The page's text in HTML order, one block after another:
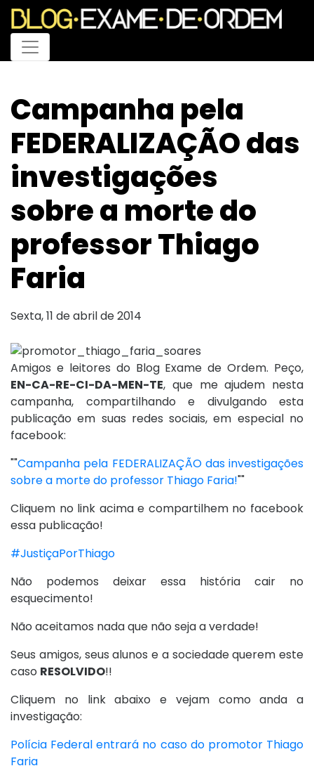
Menu
Campanha pela
FEDERALIZAÇÃO das
investigações
sobre a morte do
professor Thiago
Faria
Sexta, 11 de abril de 2014
Amigos e leitores do Blog Exame de Ordem. Peço,
EN-CA-RE-CI-DA-MEN-TE, que me ajudem nesta
campanha, compartilhando e divulgando esta
publicação em suas redes sociais, em especial no
facebook:
""Campanha pela FEDERALIZAÇÃO das investigações
sobre a morte do professor Thiago Faria!""
Cliquem no link acima e compartilhem no facebook
essa publicação!
#JustiçaPorThiago
Não podemos deixar essa história cair no
esquecimento!
Não aceitamos nada que não seja a verdade!
Seus amigos, seus alunos e a sociedade querem este
caso RESOLVIDO!!
Cliquem no link abaixo e vejam como anda a
investigação:
Polícia Federal entrará no caso do promotor Thiago
Faria